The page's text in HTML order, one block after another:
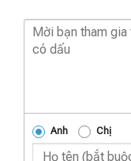
Anh Chị